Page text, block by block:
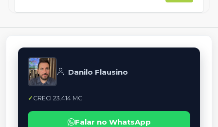
Danilo Flausino
CRECI 23.414 MG
Falar no WhatsApp